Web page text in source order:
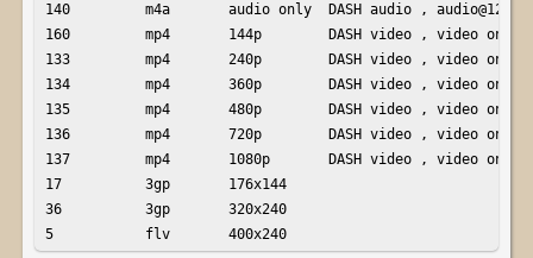
140         m4a       audio only  DASH audio , audio@128k
160         mp4       144p        DASH video , video only
133         mp4       240p        DASH video , video only
134         mp4       360p        DASH video , video only
135         mp4       480p        DASH video , video only
136         mp4       720p        DASH video , video only
137         mp4       1080p       DASH video , video only
17          3gp       176x144
36          3gp       320x240
5           flv       400x240